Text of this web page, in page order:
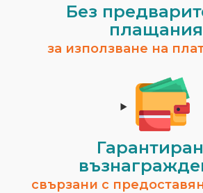
Без
плащания
за използване на
свързани с